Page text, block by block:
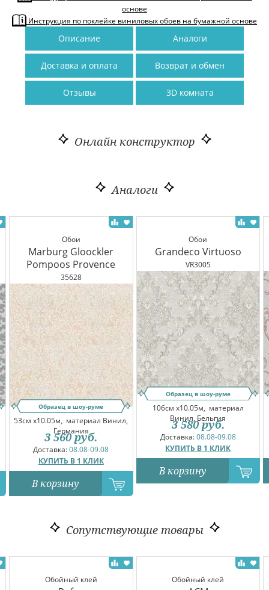
основе
Инструкция по поклейке виниловых обоев на бумажной основе
Описание Аналоги
Доставка и оплата Возврат и обмен
Отзывы 3D комната
Онлайн конструктор
Аналоги
Обои
Marburg Gloockler
Pompoos Provence
35628
Образец в шоу-руме
53см x10.05м, материал Винил,
Германия
Доставка:08.08-09.08
КУПИТЬ В 1 КЛИК
3 560 руб.
В корзину
Обои
Grandeco Virtuoso
VR3005
Образец в шоу-руме
106см x10.05м, материал
Винил, Бельгия
Доставка:08.08-09.08
КУПИТЬ В 1 КЛИК
3 580 руб.
В корзину
Сопутствующие товары
Обойный клей Обойный клей